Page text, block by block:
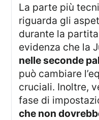
La parte più tecnica delle dichiarazioni
riguarda gli
durante la
evidenza che la
nelle seconde
può cambiare
cruciali. Inoltre,
fase di
che non